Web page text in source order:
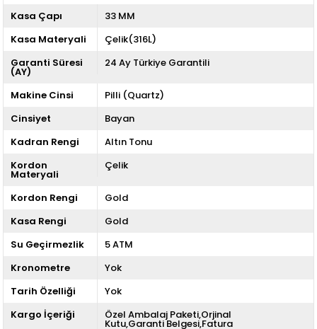
Kasa Çapı
33 MM
Kasa Materyali
Çelik(316L)
Garanti Süresi
(AY)
24 Ay Türkiye Garantili
Makine Cinsi
Pilli (Quartz)
Cinsiyet
Bayan
Kadran Rengi
Altın Tonu
Kordon
Materyali
Çelik
Kordon Rengi
Gold
Kasa Rengi
Gold
Su Geçirmezlik
5 ATM
Kronometre
Yok
Tarih Özelliği
Yok
Kargo İçeriği
Özel Ambalaj Paketi,Orjinal
Kutu,Garanti Belgesi,Fatura